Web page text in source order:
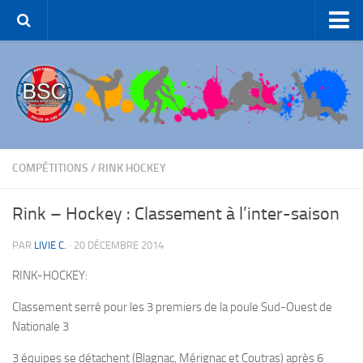
Le Club
Patinage Artistique
Roller-Hockey
Patinage de Loisirs
ROLLER-DANCE
Nous Contacter
Liens et partenaires
COMPÉTITIONS / RINK HOCKEY
Rink – Hockey : Classement à l’inter-saison
PAR LIVIE C. · 20 DÉCEMBRE 2014
RINK-HOCKEY:
Classement serré pour les 3 premiers de la poule Sud-Ouest de
Nationale 3
3 équipes se détachent (Blagnac, Mérignac et Coutras) après 6